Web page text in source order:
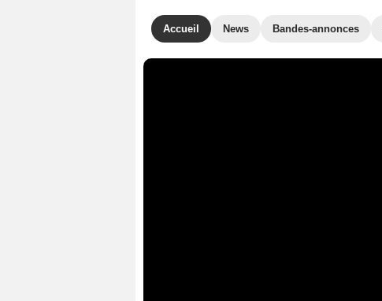
Accueil News Bandes-annonces